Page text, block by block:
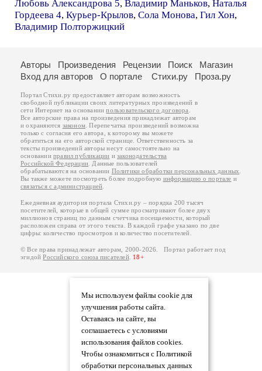
Любовь Александрова 5, Владимир Маньков, Наталья
Гордеева 4, Курьер-Крылов, Сола Монова, Гил Хон,
Владимир Полторжицкий
Мы используем файлы cookie для
улучшения работы сайта.
Оставаясь на сайте, вы
соглашаетесь с условиями
использования файлов cookies.
Чтобы ознакомиться с Политикой
обработки персональных данных
Авторы Произведения Рецензии Поиск
Магазин
Вход для авторов
О портале Стихи.ру Проза.ру
Портал Стихи.ру предоставляет авторам возможность
свободной публикации своих литературных произведений в
сети Интернет на основаниипользовательского договора
Все авторские права на произведения принадлежат авторам
и охраняются законом . Перепечатка произведений возможна
только с согласия его автора, к которому вы можете
обратиться на его авторской странице. Ответственность за
тексты произведений авторы несут самостоятельно на
основанииправил публикации изаконодательства
Российской Федерации . Данные пользователей
обрабатываются на основании Политики обработки персональных данных
Вы также можете посмотреть более подробную информацию о портале и
связаться с администрацией
Ежедневная аудитория портала Стихи.ру – порядка 200 тысяч
посетителей, которые в общей сумме просматривают более двух
миллионов страниц по данным счетчика посещаемости, который
расположен справа от этого текста. В каждой графе указано по две
цифры: количество просмотров и количество посетителей.
© Все права принадлежат авторам, 2000-2026. Портал работает под
эгидойРоссийского союза писателей. 18+